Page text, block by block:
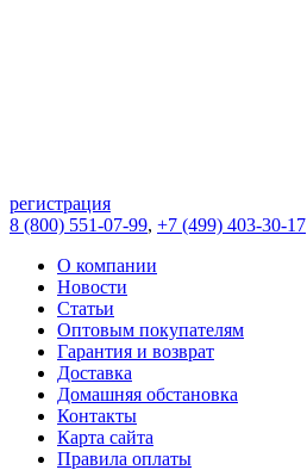
регистрация
8 (800) 551-07-99, +7 (499) 403-30-17
О компании
Новости
Статьи
Оптовым покупателям
Гарантия и возврат
Доставка
Домашняя обстановка
Контакты
Карта сайта
Правила оплаты